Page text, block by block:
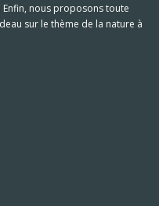
nous proposons toute
sur le thème de la nature à